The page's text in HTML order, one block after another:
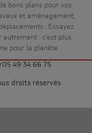
bons plans pour vos
et aménagement,
: c’est plus
pour la planète
05 49 34 66 75
droits réservés